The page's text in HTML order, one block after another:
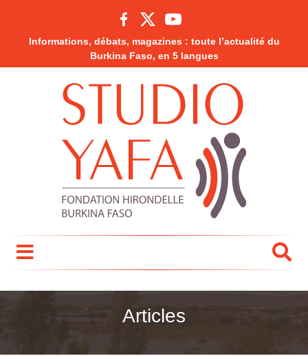
Informations, débats, magazines : toute l’actualité du
Burkina Faso, en 5 langues
Articles